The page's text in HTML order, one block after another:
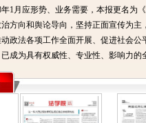
年1月应形势、业务需要，本报更名为
方向和舆论导向，坚持正面宣传为主
政法各项工作全面开展、促进社会
成为具有权威性、专业性、影响力的